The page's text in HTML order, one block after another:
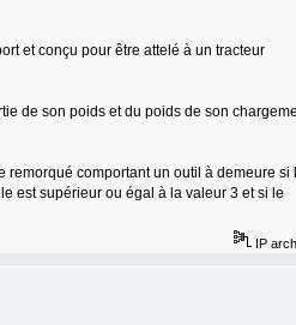
et conçu pour être attelé à un tracteur
de son poids et du poids de son
comportant un outil à demeure si
est supérieur ou égal à la valeur 3 et si le
IP